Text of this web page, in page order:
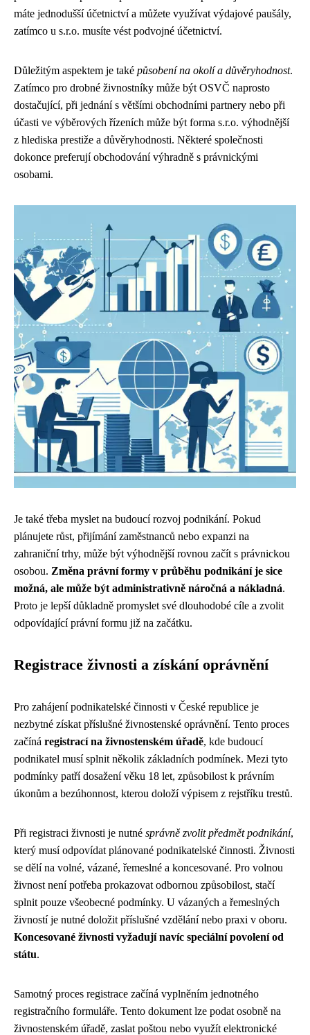
máte jednodušší účetnictví a můžete využívat výdajové paušály,
zatímco u s.r.o. musíte vést podvojné účetnictví.
Důležitým aspektem je také působení na okolí a důvěryhodnost.
Zatímco pro drobné živnostníky může být OSVČ naprosto
dostačující, při jednání s většími obchodními partnery nebo při
účasti ve výběrových řízeních může být forma s.r.o. výhodnější
z hlediska prestiže a důvěryhodnosti. Některé společnosti
dokonce preferují obchodování výhradně s právnickými
osobami.
Je také třeba myslet na budoucí rozvoj podnikání. Pokud
plánujete růst, přijímání zaměstnanců nebo expanzi na
zahraniční trhy, může být výhodnější rovnou začít s právnickou
osobou. Změna právní formy v průběhu podnikání je sice
možná, ale může být administrativně náročná a nákladná.
Proto je lepší důkladně promyslet své dlouhodobé cíle a zvolit
odpovídající právní formu již na začátku.
Registrace živnosti a získání oprávnění
Pro zahájení podnikatelské činnosti v České republice je
nezbytné získat příslušné živnostenské oprávnění. Tento proces
začíná registrací na živnostenském úřadě, kde budoucí
podnikatel musí splnit několik základních podmínek. Mezi tyto
podmínky patří dosažení věku 18 let, způsobilost k právním
úkonům a bezúhonnost, kterou doloží výpisem z rejstříku trestů.
Při registraci živnosti je nutné správně zvolit předmět podnikání,
který musí odpovídat plánované podnikatelské činnosti. Živnosti
se dělí na volné, vázané, řemeslné a koncesované. Pro volnou
živnost není potřeba prokazovat odbornou způsobilost, stačí
splnit pouze všeobecné podmínky. U vázaných a řemeslných
živností je nutné doložit příslušné vzdělání nebo praxi v oboru.
Koncesované živnosti vyžadují navíc speciální povolení od
státu.
Samotný proces registrace začíná vyplněním jednotného
registračního formuláře. Tento dokument lze podat osobně na
živnostenském úřadě, zaslat poštou nebo využít elektronické